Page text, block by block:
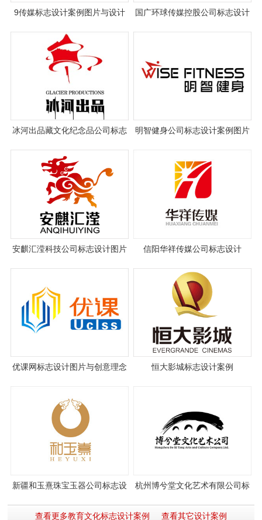
9传媒标志设计案例图片与设计
国广环球传媒控股公司标志设计
冰河出品藏文化纪念品公司标志
明智健身公司标志设计案例图片
安麒汇滢科技公司标志设计图片
信阳华祥传媒公司标志设计
优课网标志设计图片与创意理念
恒大影城标志设计案例
新疆和玉熹珠宝玉器公司标志设
杭州博兮堂文化艺术有限公司标
查看更多教育文化标志设计案例
查看其它设计案例